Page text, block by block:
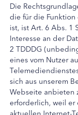
Die
die für die
ist, ist Art. 6 Abs. 1
Interesse an der
2 TDDDG
eines vom Nutzer
sich aus unserem
Webseite anbieten
erforderlich, weil
aktuellen Internet-